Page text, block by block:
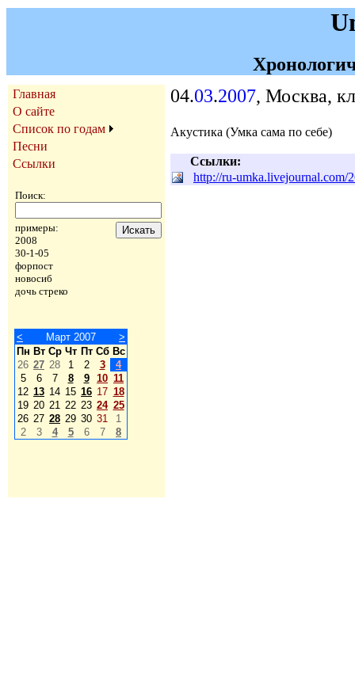
Главная
О сайте
Список по годам
Песни
Ссылки
Поиск:
примеры:
2008
30-1-05
форпост
новосиб
дочь стреко
< Март 2007
>
Пн Вт Ср Чт Пт Сб Вс
26 27 28 1 2 3
4
5
6 7 8 9 10 11
12 13 14 15 16 17 18
19 20 21 22 23 24 25
26 27 28 29 30 31
1
2
3 4 5 6 7 8
04.03.2007, Москва,
Акустика (Умка сама по себе)
Ссылки:
http://ru-umka.livejournal.com/